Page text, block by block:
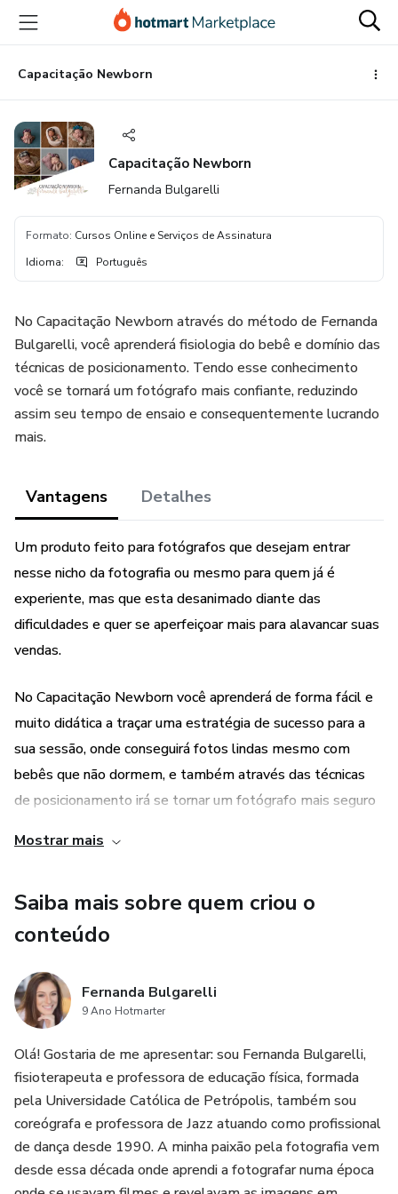
para
conteúdo
principal
para
pagamento
para
rodapéCapacitação Newborn
Capacitação Newborn
Fernanda Bulgarelli
Formato: Cursos Online e Serviços de Assinatura
Idioma: Português
No Capacitação Newborn através do método de Fernanda
Bulgarelli, você aprenderá fisiologia do bebê e domínio das
técnicas de posicionamento. Tendo esse conhecimento
você se tornará um fotógrafo mais confiante, reduzindo
assim seu tempo de ensaio e consequentemente lucrando
mais.
Vantagens Detalhes
Um produto feito para fotógrafos que desejam entrar
nesse nicho da fotografia ou mesmo para quem já é
experiente, mas que esta desanimado diante das
dificuldades e quer se aperfeiçoar mais para alavancar suas
vendas.
No Capacitação Newborn você aprenderá de forma fácil e
muito didática a traçar uma estratégia de sucesso para a
sua sessão, onde conseguirá fotos lindas mesmo com
bebês que não dormem, e também através das técnicas
de posicionamento irá se tornar um fotógrafo mais seguro
traçar uma estratégia eficiente para que seu ensaio se
torne mais rápido, eficiente e ao mesmo tempo com fotos
Através das técnicas de posicionamento, entendimento da
fisiologia, sabendo identificar o sono do bebê você verá
como dar andamento a uma sessão tranquila onde a família
sairá realizada.
Com o conhecimento do círculo cromático conseguirá
montar composições lindas, e assim tendo mais
possibilidades de vender mais fotos em sua sessão
Mostrar mais
Saiba mais sobre quem criou o
conteúdo
Fernanda Bulgarelli
9 Ano Hotmarter
Olá! Gostaria de me apresentar: sou Fernanda Bulgarelli,
fisioterapeuta e professora de educação física, formada
pela Universidade Católica de Petrópolis, também sou
coreógrafa e professora de Jazz atuando como profissional
de dança desde 1990. A minha paixão pela fotografia vem
desde essa década onde aprendi a fotografar numa época